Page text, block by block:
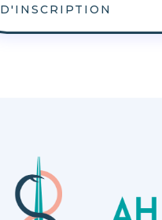
D'INSCRIPTION